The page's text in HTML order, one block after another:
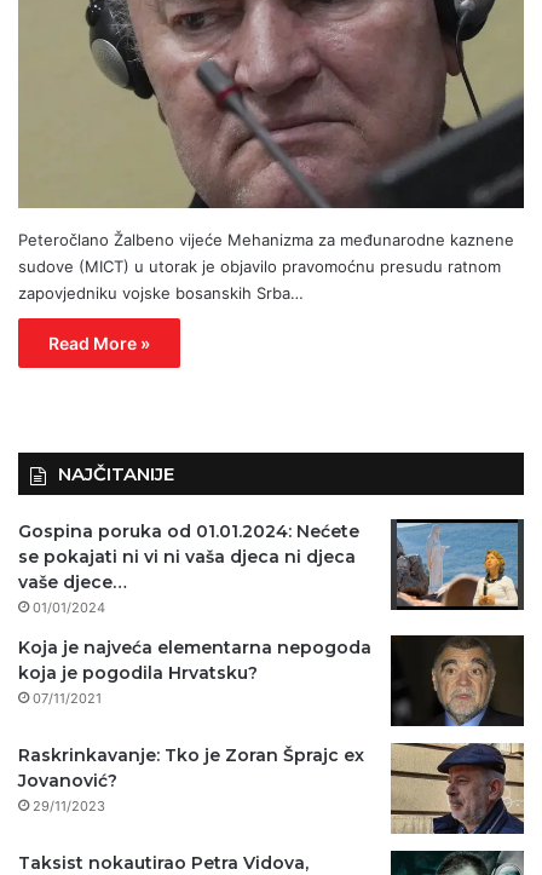
Peteročlano Žalbeno vijeće Mehanizma za međunarodne kaznene
sudove (MICT) u utorak je objavilo pravomoćnu presudu ratnom
zapovjedniku vojske bosanskih Srba…
Read More »
NAJČITANIJE
Gospina poruka od 01.01.2024: Nećete
se pokajati ni vi ni vaša djeca ni djeca
vaše djece…
01/01/2024
Koja je najveća elementarna nepogoda
koja je pogodila Hrvatsku?
07/11/2021
Raskrinkavanje: Tko je Zoran Šprajc ex
Jovanović?
29/11/2023
Taksist nokautirao Petra Vidova,